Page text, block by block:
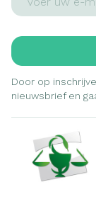
Door op
nieuwsbrief en